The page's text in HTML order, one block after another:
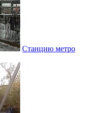
Станцию метро